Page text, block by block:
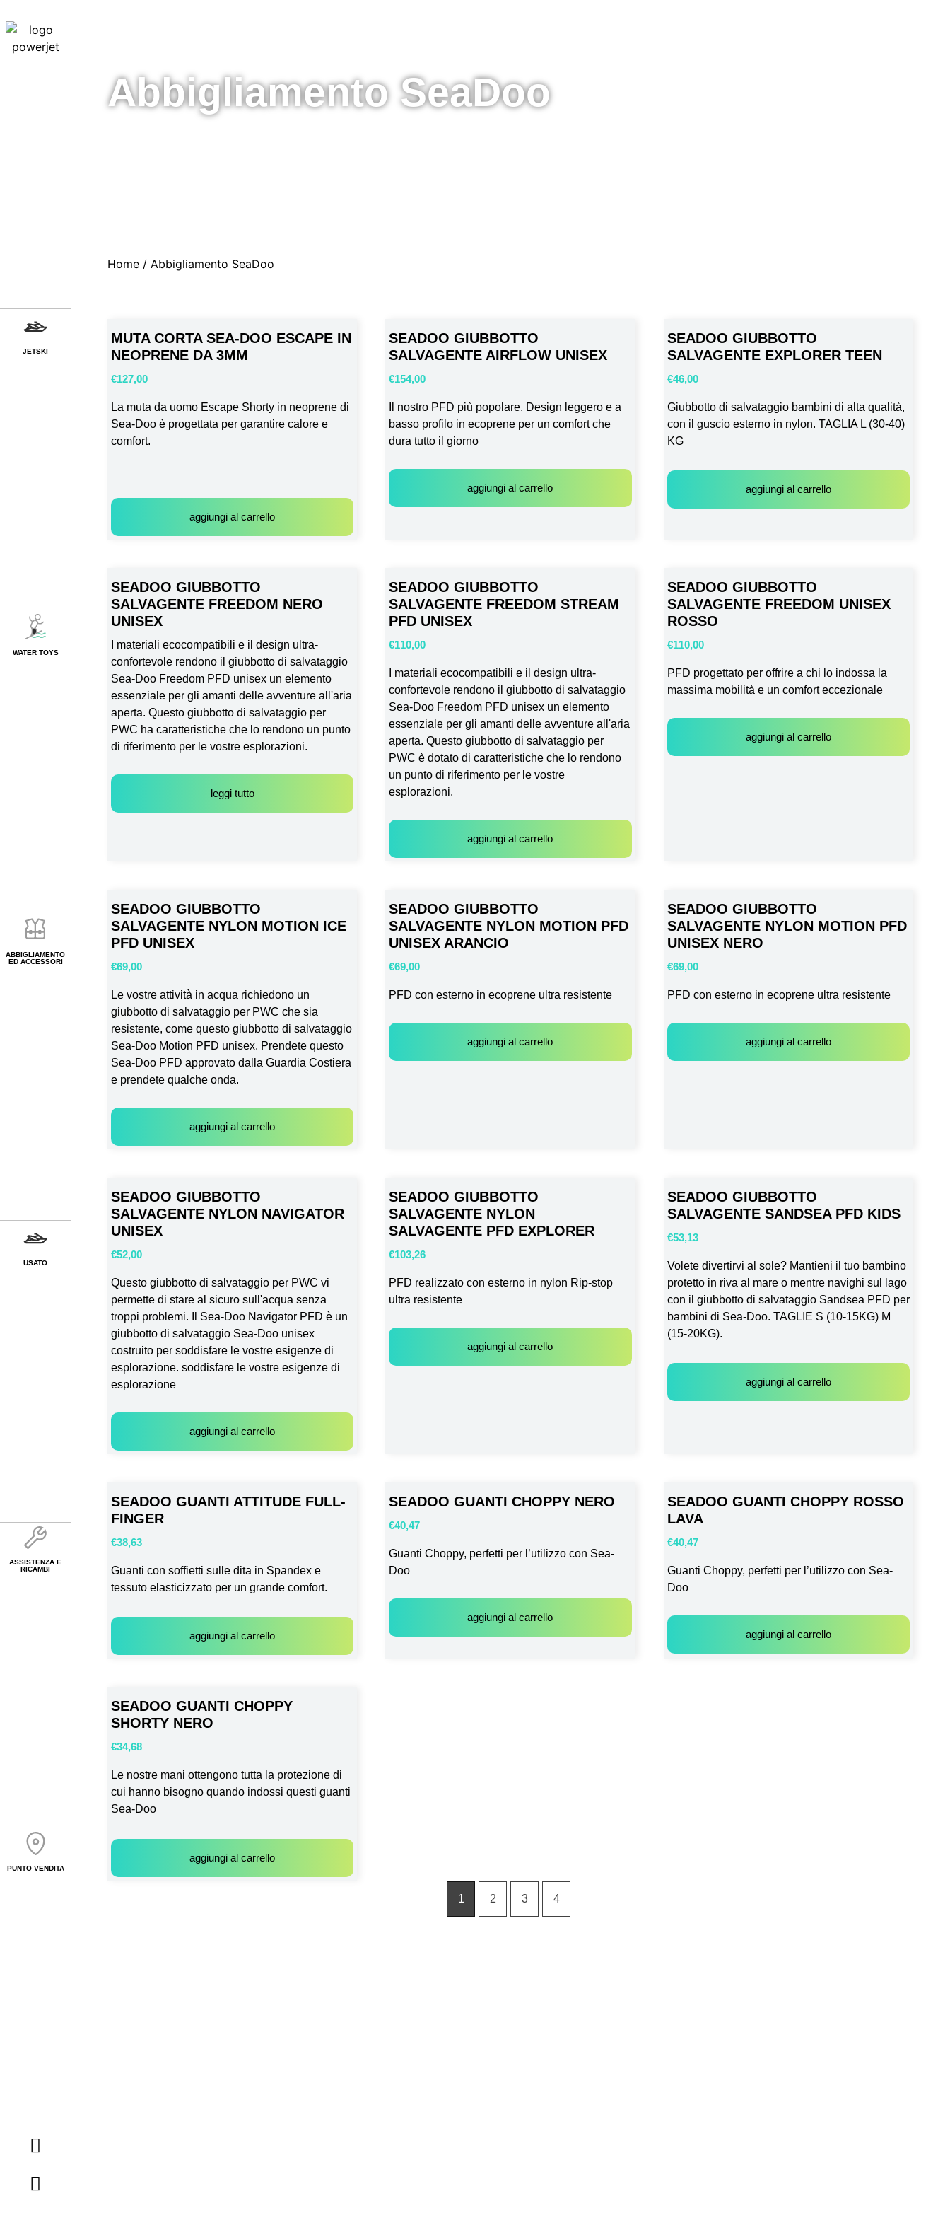
JETSKI
WATER TOYS
ABBIGLIAMENTO
ED ACCESSORI
USATO
ASSISTENZA E
RICAMBI
PUNTO VENDITA
Abbigliamento SeaDoo
Home / Abbigliamento SeaDoo
MUTA CORTA SEA-DOO ESCAPE IN
NEOPRENE DA 3MM
€127,00
La muta da uomo Escape Shorty in neoprene di
Sea-Doo è progettata per garantire calore e
comfort.
aggiungi al carrello
SEADOO GIUBBOTTO
SALVAGENTE AIRFLOW UNISEX
€154,00
Il nostro PFD più popolare. Design leggero e a
basso profilo in ecoprene per un comfort che
dura tutto il giorno
aggiungi al carrello
SEADOO GIUBBOTTO
SALVAGENTE EXPLORER TEEN
€46,00
Giubbotto di salvataggio bambini di alta qualità,
con il guscio esterno in nylon. TAGLIA L (30-40)
KG
aggiungi al carrello
SEADOO GIUBBOTTO
SALVAGENTE FREEDOM NERO
UNISEX
I materiali ecocompatibili e il design ultra-
confortevole rendono il giubbotto di salvataggio
Sea-Doo Freedom PFD unisex un elemento
essenziale per gli amanti delle avventure all'aria
aperta. Questo giubbotto di salvataggio per
PWC ha caratteristiche che lo rendono un punto
di riferimento per le vostre esplorazioni.
leggi tutto
SEADOO GIUBBOTTO
SALVAGENTE FREEDOM STREAM
PFD UNISEX
€110,00
I materiali ecocompatibili e il design ultra-
confortevole rendono il giubbotto di salvataggio
Sea-Doo Freedom PFD unisex un elemento
essenziale per gli amanti delle avventure all'aria
aperta. Questo giubbotto di salvataggio per
PWC è dotato di caratteristiche che lo rendono
un punto di riferimento per le vostre
esplorazioni.
aggiungi al carrello
SEADOO GIUBBOTTO
SALVAGENTE FREEDOM UNISEX
ROSSO
€110,00
PFD progettato per offrire a chi lo indossa la
massima mobilità e un comfort eccezionale
aggiungi al carrello
SEADOO GIUBBOTTO
SALVAGENTE NYLON MOTION ICE
PFD UNISEX
€69,00
Le vostre attività in acqua richiedono un
giubbotto di salvataggio per PWC che sia
resistente, come questo giubbotto di salvataggio
Sea-Doo Motion PFD unisex. Prendete questo
Sea-Doo PFD approvato dalla Guardia Costiera
e prendete qualche onda.
aggiungi al carrello
SEADOO GIUBBOTTO
SALVAGENTE NYLON MOTION PFD
UNISEX ARANCIO
€69,00
PFD con esterno in ecoprene ultra resistente
aggiungi al carrello
SEADOO GIUBBOTTO
SALVAGENTE NYLON MOTION PFD
UNISEX NERO
€69,00
PFD con esterno in ecoprene ultra resistente
aggiungi al carrello
SEADOO GIUBBOTTO
SALVAGENTE NYLON NAVIGATOR
UNISEX
€52,00
Questo giubbotto di salvataggio per PWC vi
permette di stare al sicuro sull'acqua senza
troppi problemi. Il Sea-Doo Navigator PFD è un
giubbotto di salvataggio Sea-Doo unisex
costruito per soddisfare le vostre esigenze di
esplorazione. soddisfare le vostre esigenze di
esplorazione
aggiungi al carrello
SEADOO GIUBBOTTO
SALVAGENTE NYLON
SALVAGENTE PFD EXPLORER
€103,26
PFD realizzato con esterno in nylon Rip-stop
ultra resistente
aggiungi al carrello
SEADOO GIUBBOTTO
SALVAGENTE SANDSEA PFD KIDS
€53,13
Volete divertirvi al sole? Mantieni il tuo bambino
protetto in riva al mare o mentre navighi sul lago
con il giubbotto di salvataggio Sandsea PFD per
bambini di Sea-Doo. TAGLIE S (10-15KG) M
(15-20KG).
aggiungi al carrello
SEADOO GUANTI ATTITUDE FULL-
FINGER
€38,63
Guanti con soffietti sulle dita in Spandex e
tessuto elasticizzato per un grande comfort.
aggiungi al carrello
SEADOO GUANTI CHOPPY NERO
€40,47
Guanti Choppy, perfetti per l’utilizzo con Sea-
Doo
aggiungi al carrello
SEADOO GUANTI CHOPPY ROSSO
LAVA
€40,47
Guanti Choppy, perfetti per l’utilizzo con Sea-
Doo
aggiungi al carrello
SEADOO GUANTI CHOPPY
SHORTY NERO
€34,68
Le nostre mani ottengono tutta la protezione di
cui hanno bisogno quando indossi questi guanti
Sea-Doo
aggiungi al carrello
1 2 3 4